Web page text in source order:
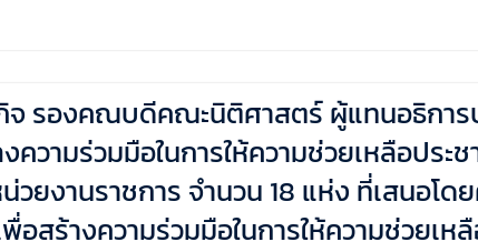
จ รองคณบดีคณะนิติศาสตร์ ผู้แทนอธิการ
วามร่วมมือในการให้ความช่วยเหลือประ
วยงานราชการ จำนวน 18 แห่ง ที่เสนอ
อสร้างความร่วมมือในการให้ความช่วยเ